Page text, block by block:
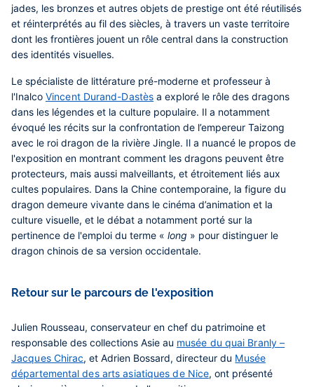
jades, les bronzes et autres objets de prestige ont été réutilisés
et réinterprétés au fil des siècles, à travers un vaste territoire
dont les frontières jouent un rôle central dans la construction
des identités visuelles.
Le spécialiste de littérature pré-moderne et professeur à
l'Inalco Vincent Durand-Dastès a exploré le rôle des dragons
dans les légendes et la culture populaire. Il a notamment
évoqué les récits sur la confrontation de l’empereur Taizong
avec le roi dragon de la rivière Jingle. Il a nuancé le propos de
l'exposition en montrant comment les dragons peuvent être
protecteurs, mais aussi malveillants, et étroitement liés aux
cultes populaires. Dans la Chine contemporaine, la figure du
dragon demeure vivante dans le cinéma d’animation et la
culture visuelle, et le débat a notamment porté sur la
pertinence de l'emploi du terme « long » pour distinguer le
dragon chinois de sa version occidentale.
Retour sur le parcours de l'exposition
Julien Rousseau, conservateur en chef du patrimoine et
responsable des collections Asie au musée du quai Branly –
Jacques Chirac, et Adrien Bossard, directeur du Musée
départemental des arts asiatiques de Nice, ont présenté